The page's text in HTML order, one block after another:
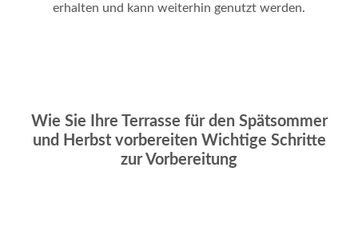
erhalten und kann weiterhin genutzt werden.
Wie Sie Ihre Terrasse für den Spätsommer
und Herbst vorbereiten Wichtige Schritte
zur Vorbereitung